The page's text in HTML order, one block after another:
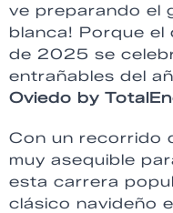
ve preparando el
blanca! Porque el
de 2025 se
entrañables del
Oviedo by
Con un recorrido
muy asequible
esta carrera
clásico navideño